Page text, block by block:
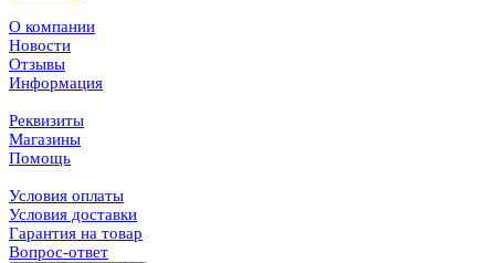
О компании
Новости
Отзывы
Информация
Реквизиты
Магазины
Помощь
Условия оплаты
Условия доставки
Гарантия на товар
Вопрос-ответ